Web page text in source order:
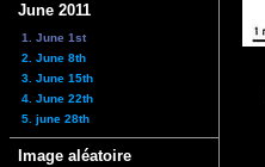
June 2011
1. June 1st
2. June 8th
3. June 15th
4. June 22th
5. june 28th
Image aléatoire